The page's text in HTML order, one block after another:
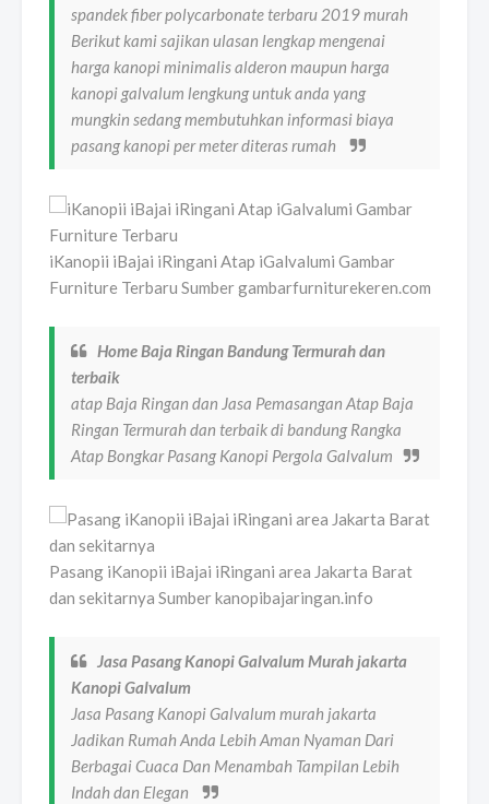
spandek fiber polycarbonate terbaru 2019 murah
Berikut kami sajikan ulasan lengkap mengenai
harga kanopi minimalis alderon maupun harga
kanopi galvalum lengkung untuk anda yang
mungkin sedang membutuhkan informasi biaya
pasang kanopi per meter diteras rumah
iKanopii iBajai iRingani Atap iGalvalumi Gambar
Furniture Terbaru Sumber gambarfurniturekeren.com
Home Baja Ringan Bandung Termurah dan
terbaik
atap Baja Ringan dan Jasa Pemasangan Atap Baja
Ringan Termurah dan terbaik di bandung Rangka
Atap Bongkar Pasang Kanopi Pergola Galvalum
Pasang iKanopii iBajai iRingani area Jakarta Barat
dan sekitarnya Sumber kanopibajaringan.info
Jasa Pasang Kanopi Galvalum Murah jakarta
Kanopi Galvalum
Jasa Pasang Kanopi Galvalum murah jakarta
Jadikan Rumah Anda Lebih Aman Nyaman Dari
Berbagai Cuaca Dan Menambah Tampilan Lebih
Indah dan Elegan